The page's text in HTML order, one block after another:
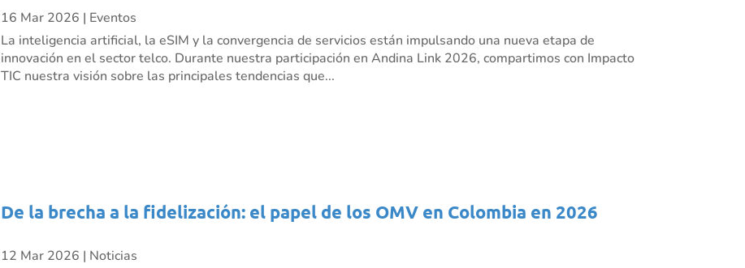
16 Mar 2026 | Eventos
La inteligencia artificial, la eSIM y la convergencia de servicios están impulsando una nueva etapa de
innovación en el sector telco. Durante nuestra participación en Andina Link 2026, compartimos con Impacto
TIC nuestra visión sobre las principales tendencias que...
De la brecha a la fidelización: el papel de los OMV en Colombia en 2026
12 Mar 2026 | Noticias